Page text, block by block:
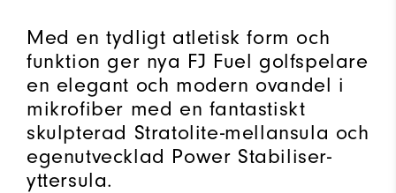
Med en tydligt atletisk form och
funktion ger nya FJ Fuel golfspelare
en elegant och modern ovandel i
mikrofiber med en fantastiskt
skulpterad Stratolite-mellansula och
egenutvecklad Power Stabiliser-
yttersula.